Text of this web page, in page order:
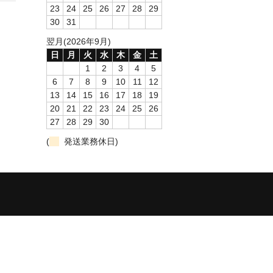
23
24 25 26 27 28
29
30
31
翌月(2026年9月)
日
月 火 水 木 金
土
1
2 3 4
5
6
7 8 9 10 11
12
13
14 15 16 17 18
19
20
21 22 23 24 25
26
27
28 29
30
(
発送業務休日)